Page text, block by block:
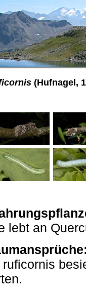
(Hufnagel,
lebt an
ruficornis